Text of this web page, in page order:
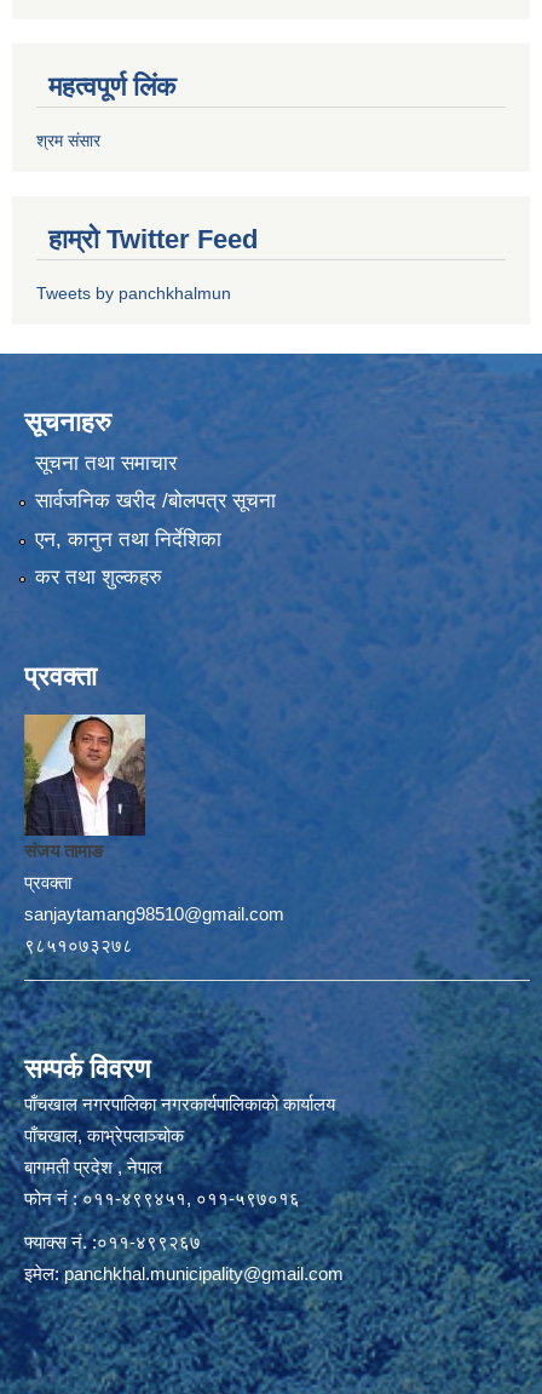
महत्वपूर्ण लिंक
श्रम संसार
हाम्रो Twitter Feed
Tweets by panchkhalmun
सूचनाहरु
सूचना तथा समाचार
सार्वजनिक खरीद /बोलपत्र सूचना
एन, कानुन तथा निर्देशिका
कर तथा शुल्कहरु
प्रवक्ता
संजय तामाङ
प्रवक्ता
sanjaytamang98510@gmail.com
९८५१०७३२७८
सम्पर्क विवरण
पाँचखाल नगरपालिका नगरकार्यपालिकाको कार्यालय
पाँचखाल, काभ्रेपलाञ्चोक
बागमती प्रदेश , नेपाल
फोन नं : ०११-४९९४५१, ०११-५९७०१६
फ्याक्स नं. :०११-४९९२६७
इमेल:panchkhal.municipality@gmail.com